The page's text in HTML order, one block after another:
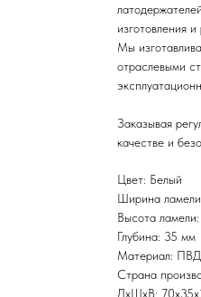
изготовления
Мы
отраслевыми
Заказывая
качестве и
Цвет: Белый
Ширина
Высота
Глубина: 35 мм
Материал: ПВД
Страна
ДxШxВ: